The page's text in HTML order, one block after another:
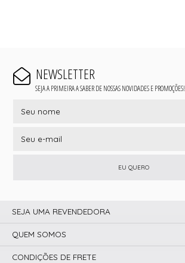
NEWSLETTER
SEJA A PRIMEIRA A SABER DE NOSSAS NOVIDADES E PROMOÇÕES!
EU QUERO
SEJA UMA REVENDEDORA
QUEM SOMOS
CONDIÇÕES DE FRETE